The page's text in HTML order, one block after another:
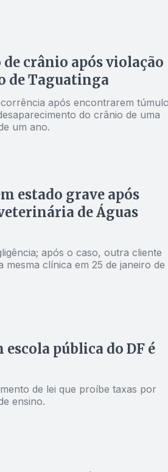
crânio após violação
de Taguatinga
após encontrarem
do crânio de uma
um ano.
estado grave após
de Águas
após o caso, outra cliente
clínica em 25 de janeiro de
pública do DF é
de lei que proíbe taxas por
ensino.